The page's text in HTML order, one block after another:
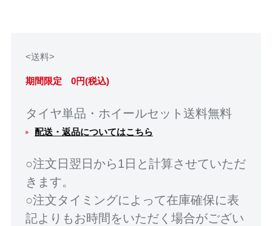
<送料>
期間限定 0円(税込)
タイヤ単品・ホイールセット送料無料
配送・返品についてはこちら
○注文日翌日から1日と計算させていただ
きます。
○注文タイミングによって在庫確保に表
記よりもお時間をいただく場合がござい